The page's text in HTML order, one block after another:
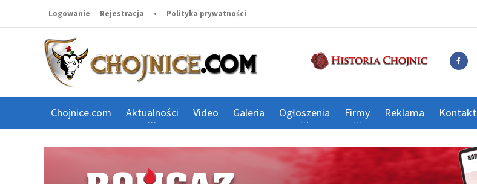
Logowanie Rejestracja • Polityka prywatności
Chojnice.com Aktualności Video Galeria Ogłoszenia Firmy Reklama Kontakt